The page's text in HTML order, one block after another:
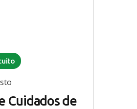
Cuidados de